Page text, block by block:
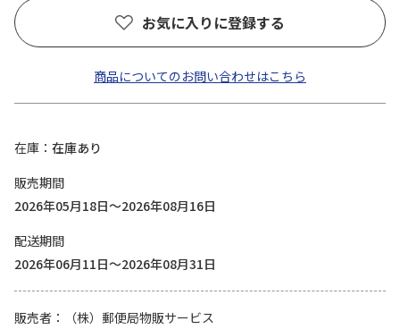
お気に入りに登録する
商品についてのお問い合わせはこちら
在庫
在庫あり
販売期間
2026年05月18日～2026年08月16日
配送期間
2026年06月11日～2026年08月31日
販売者
（株）郵便局物販サービス